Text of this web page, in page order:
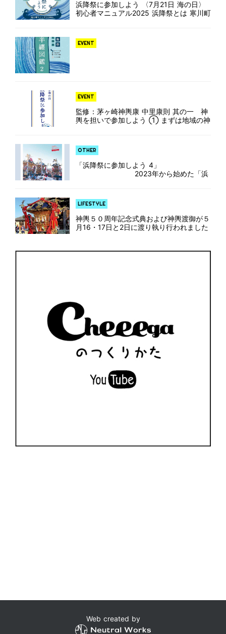
浜降祭に参加しよう 〈7月21日 海の日〉
初心者マニュアル2025 浜降祭とは 寒川町
神輿が集まるのは全国でも珍しいのだそ
う。夜明けとともに神輿 […]
EVENT
EVENT
監修：茅ヶ崎神輿康 中里康則 其の一 神
輿を担いで参加しよう ① まずは地域の神
ら一番近い神社を探して訪ねてみましょ
う。知人の紹介などを通してそ […]
OTHER
「浜降祭に参加しよう 4」
2023年から始めた「浜
る「半纏図鑑」は今回見開きのページ仕立
てにしてみました。センターページのホ
[…]
LIFESTYLE
神輿５０周年記念式典および神輿渡御が５
月16・17日と2日に渡り執り行われました
された西久保の日吉神社神輿が、今年で
Web created by